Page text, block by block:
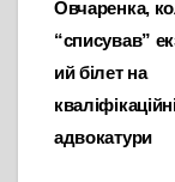
Овчаренка,
“списував”
ий білет на
адвокатури